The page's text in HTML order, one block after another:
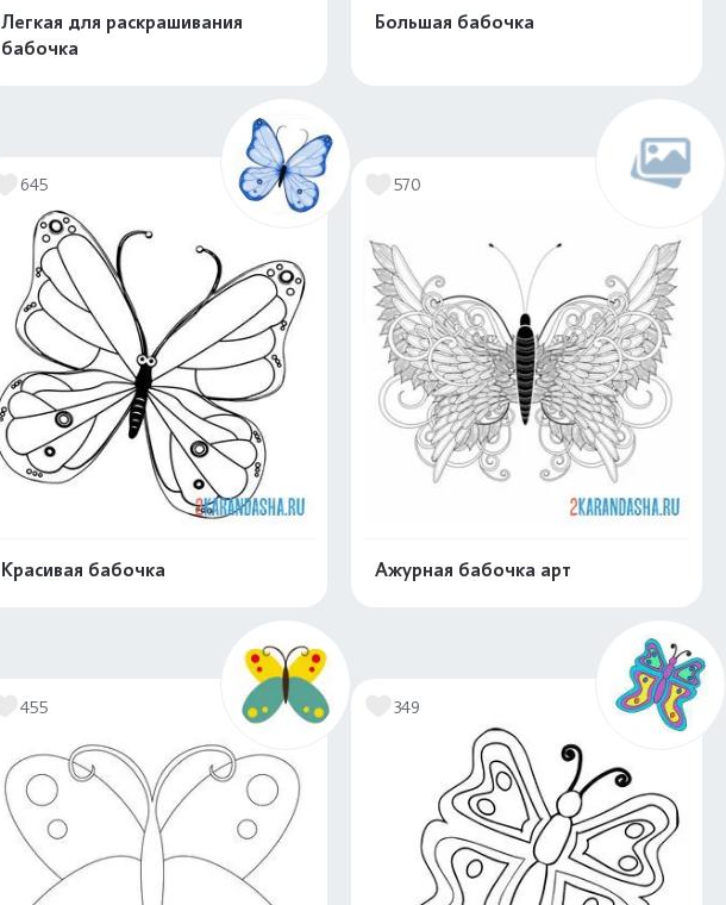
Легкая для раскрашивания
бабочка
Большая бабочка
645
Красивая бабочка
Распечатать и скачать
570
Ажурная бабочка арт
455 349